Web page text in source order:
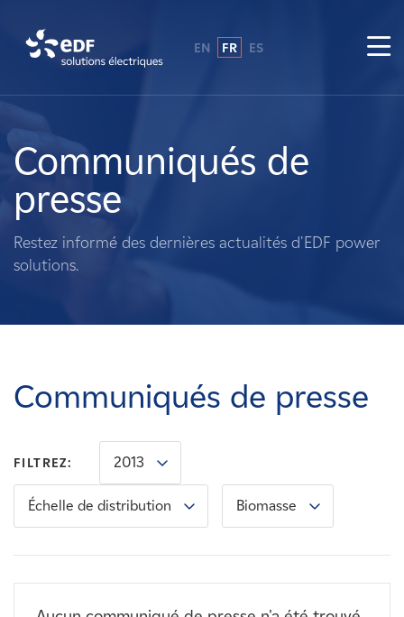
A propos de nous
Ce que nous faisons
Propriétaires fonciers
Carrières
Nouvelles
Contactez-nous
EN FR ES
Communiqués de
presse
Restez informé des dernières actualités d'EDF power
solutions.
Communiqués de presse
FILTREZ: 2013
Échelle de distribution Biomasse